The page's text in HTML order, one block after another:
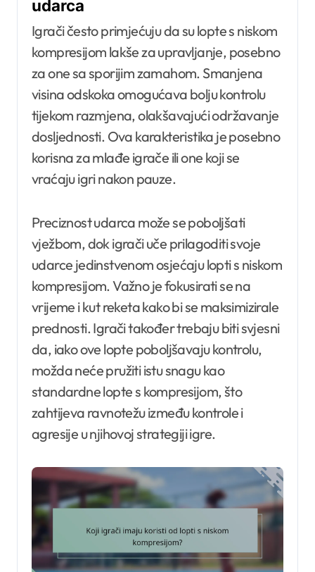
udarca
Igrači često primjećuju da su lopte s niskom
kompresijom lakše za upravljanje, posebno
za one sa sporijim zamahom. Smanjena
visina odskoka omogućava bolju kontrolu
tijekom razmjena, olakšavajući održavanje
dosljednosti. Ova karakteristika je posebno
korisna za mlađe igrače ili one koji se
vraćaju igri nakon pauze.
Preciznost udarca može se poboljšati
vježbom, dok igrači uče prilagoditi svoje
udarce jedinstvenom osjećaju lopti s niskom
kompresijom. Važno je fokusirati se na
vrijeme i kut reketa kako bi se maksimizirale
prednosti. Igrači također trebaju biti svjesni
da, iako ove lopte poboljšavaju kontrolu,
možda neće pružiti istu snagu kao
standardne lopte s kompresijom, što
zahtijeva ravnotežu između kontrole i
agresije u njihovoj strategiji igre.